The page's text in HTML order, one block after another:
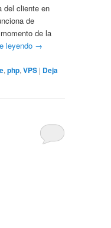
del cliente en
de
de la
leyendo →
,php,VPS | Deja